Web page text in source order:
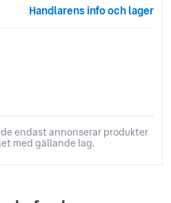
Handlarens info och lager
endast annonserar produkter
med gällande lag.